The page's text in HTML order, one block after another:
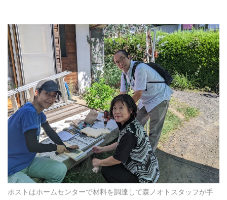
ポストはホームセンターで材料を調達して森ノオトスタッフが手